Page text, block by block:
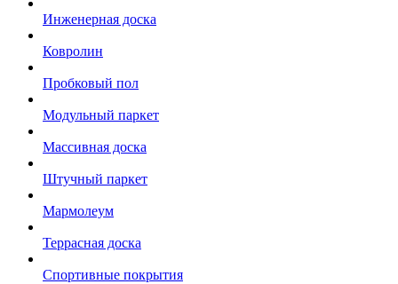
Инженерная доска
Ковролин
Пробковый пол
Модульный паркет
Массивная доска
Штучный паркет
Мармолеум
Террасная доска
Спортивные покрытия